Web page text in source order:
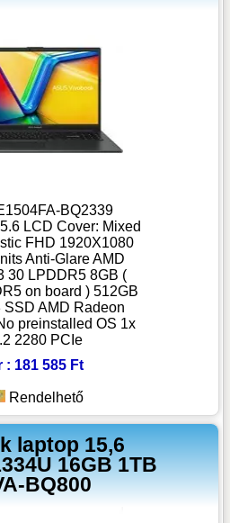
BQ2339
LCD Cover: Mixed
FHD 1920X1080
Anti-Glare AMD
30 LPDDR5 8GB (
on board ) 512GB
SSD AMD Radeon
preinstalled OS 1x
2280 PCIe
: 181 585 Ft
Rendelhető
laptop 15,6
16GB 1TB
BQ800